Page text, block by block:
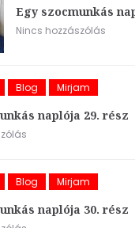
Egy szocmunkás
Nincs hozzászólás
Blog Mirjam
naplója 29. rész
Blog Mirjam
naplója 30. rész